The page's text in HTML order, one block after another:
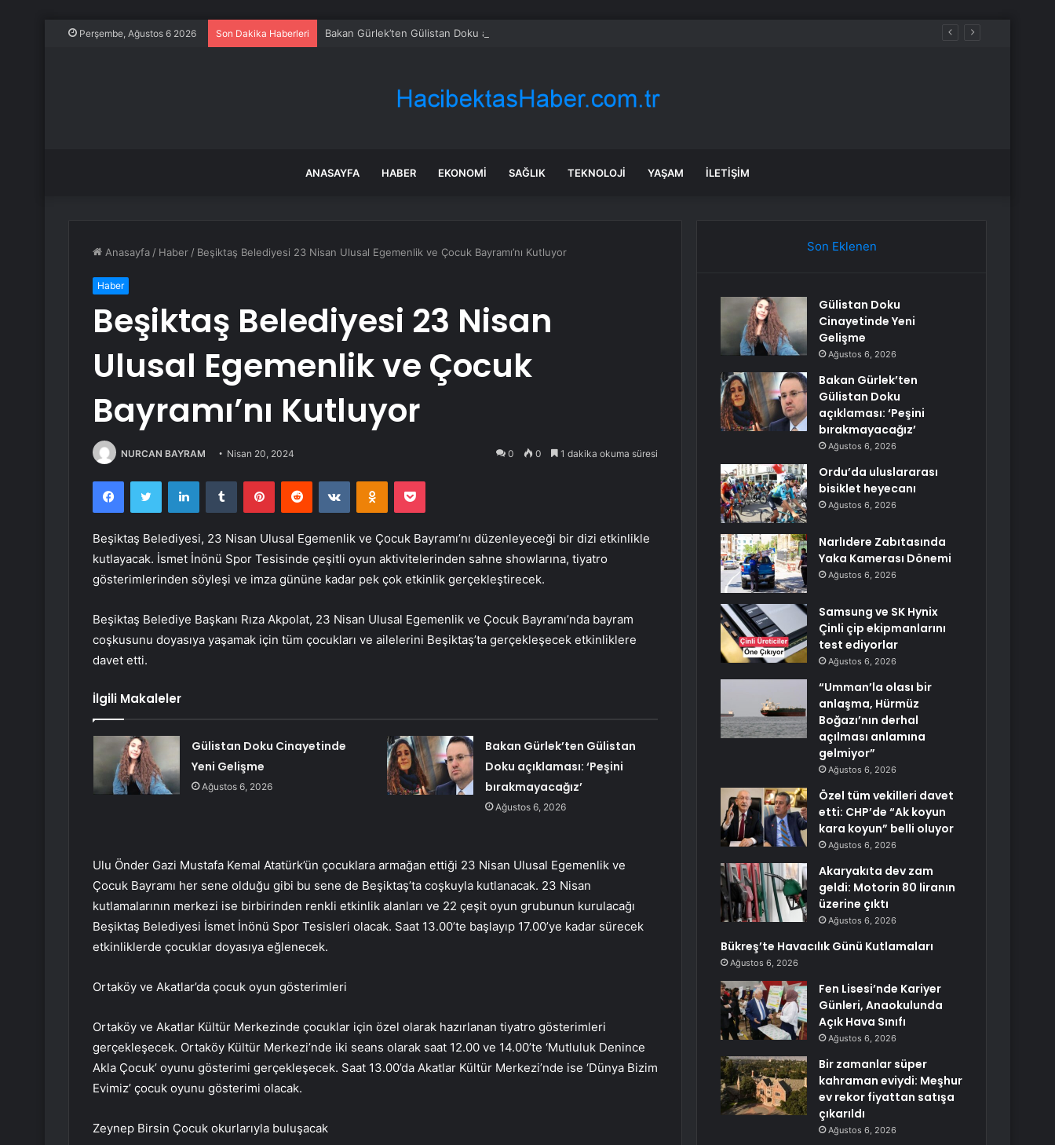
Perşembe, Ağustos 6 2026 Son Dakika Haberleri Bakan Gürlek’ten Gülistan Doku açıklaması: ‘Peşini bırakmayacağız’
ANASAYFA HABER EKONOMI SAĞLIK TEKNOLOJI YAŞAM İLETIŞIM
Anasayfa / Haber / Beşiktaş Belediyesi 23 Nisan Ulusal Egemenlik ve Çocuk Bayramı’nı Kutluyor
Haber
Beşiktaş Belediyesi 23 Nisan
Ulusal Egemenlik ve Çocuk
Bayramı’nı Kutluyor
NURCAN BAYRAM Nisan 20, 2024 0 0 1 dakika okuma süresi
FacebookTwitter LinkedInTumblr PinterestReddit VKontakteOdnoklassniki
Pocket
Beşiktaş Belediyesi, 23 Nisan Ulusal Egemenlik ve Çocuk Bayramı’nı düzenleyeceği bir dizi etkinlikle
kutlayacak. İsmet İnönü Spor Tesisinde çeşitli oyun aktivitelerinden sahne showlarına, tiyatro
gösterimlerinden söyleşi ve imza gününe kadar pek çok etkinlik gerçekleştirecek.
Beşiktaş Belediye Başkanı Rıza Akpolat, 23 Nisan Ulusal Egemenlik ve Çocuk Bayramı’nda bayram
coşkusunu doyasıya yaşamak için tüm çocukları ve ailelerini Beşiktaş’ta gerçekleşecek etkinliklere
davet etti.
İlgili Makaleler
Gülistan Doku Cinayetinde
Yeni Gelişme
Ağustos 6, 2026
Bakan Gürlek’ten Gülistan
Doku açıklaması: ‘Peşini
bırakmayacağız’
Ağustos 6, 2026
Ulu Önder Gazi Mustafa Kemal Atatürk’ün çocuklara armağan ettiği 23 Nisan Ulusal Egemenlik ve
Çocuk Bayramı her sene olduğu gibi bu sene de Beşiktaş’ta coşkuyla kutlanacak. 23 Nisan
kutlamalarının merkezi ise birbirinden renkli etkinlik alanları ve 22 çeşit oyun grubunun kurulacağı
Beşiktaş Belediyesi İsmet İnönü Spor Tesisleri olacak. Saat 13.00’te başlayıp 17.00’ye kadar sürecek
etkinliklerde çocuklar doyasıya eğlenecek.
Ortaköy ve Akatlar’da çocuk oyun gösterimleri
Ortaköy ve Akatlar Kültür Merkezinde çocuklar için özel olarak hazırlanan tiyatro gösterimleri
gerçekleşecek. Ortaköy Kültür Merkezi’nde iki seans olarak saat 12.00 ve 14.00’te ‘Mutluluk Denince
Akla Çocuk’ oyunu gösterimi gerçekleşecek. Saat 13.00’da Akatlar Kültür Merkezi’nde ise ‘Dünya Bizim
Evimiz’ çocuk oyunu gösterimi olacak.
Zeynep Birsin Çocuk okurlarıyla buluşacak
Son Eklenen
Gülistan Doku
Cinayetinde Yeni
Gelişme
Ağustos 6, 2026
Bakan Gürlek’ten
Gülistan Doku
açıklaması: ‘Peşini
bırakmayacağız’
Ağustos 6, 2026
Ordu’da uluslararası
bisiklet heyecanı
Ağustos 6, 2026
Narlıdere Zabıtasında
Yaka Kamerası Dönemi
Ağustos 6, 2026
Samsung ve SK Hynix
Çinli çip ekipmanlarını
test ediyorlar
Ağustos 6, 2026
“Umman’la olası bir
anlaşma, Hürmüz
Boğazı’nın derhal
açılması anlamına
gelmiyor”
Ağustos 6, 2026
Özel tüm vekilleri davet
etti: CHP’de “Ak koyun
kara koyun” belli oluyor
Ağustos 6, 2026
Akaryakıta dev zam
geldi: Motorin 80 liranın
üzerine çıktı
Ağustos 6, 2026
Bükreş’te Havacılık Günü Kutlamaları
Ağustos 6, 2026
Fen Lisesi’nde Kariyer
Günleri, Anaokulunda
Açık Hava Sınıfı
Ağustos 6, 2026
Bir zamanlar süper
kahraman eviydi: Meşhur
ev rekor fiyattan satışa
çıkarıldı
Ağustos 6, 2026